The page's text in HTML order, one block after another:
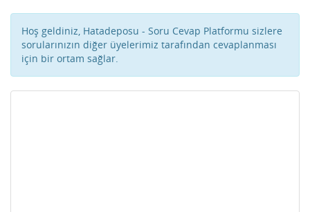
Hoş geldiniz, Hatadeposu - Soru Cevap Platformu sizlere
sorularınızın diğer üyelerimiz tarafından cevaplanması
için bir ortam sağlar.